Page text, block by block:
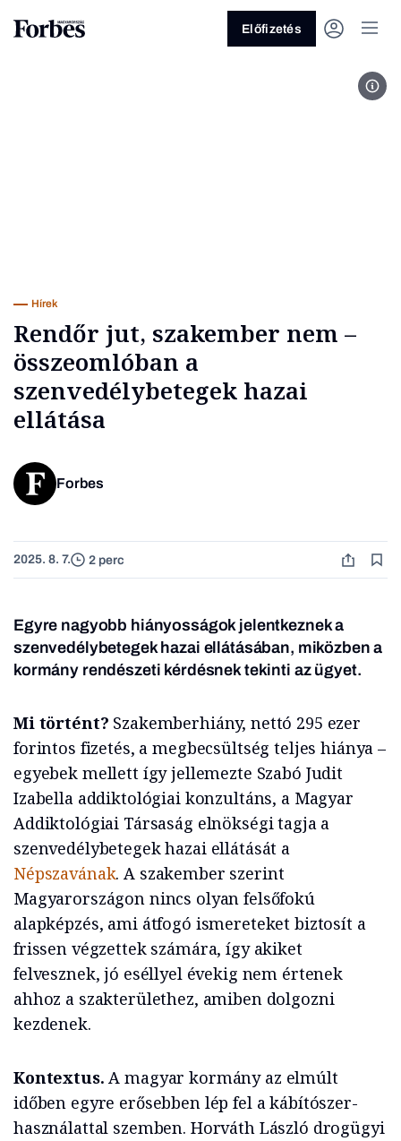
Előfizetés
Hírek
Rendőr jut, szakember nem –
összeomlóban a
szenvedélybetegek hazai
ellátása
Forbes
2025. 8. 7. 2 perc
Egyre nagyobb hiányosságok jelentkeznek a
szenvedélybetegek hazai ellátásában, miközben a
kormány rendészeti kérdésnek tekinti az ügyet.
Mi történt? Szakemberhiány, nettó 295 ezer
forintos fizetés, a megbecsültség teljes hiánya –
egyebek mellett így jellemezte Szabó Judit
Izabella addiktológiai konzultáns, a Magyar
Addiktológiai Társaság elnökségi tagja a
szenvedélybetegek hazai ellátását a
Népszavának. A szakember szerint
Magyarországon nincs olyan felsőfokú
alapképzés, ami átfogó ismereteket biztosít a
frissen végzettek számára, így akiket
felvesznek, jó eséllyel évekig nem értenek
ahhoz a szakterülethez, amiben dolgozni
kezdenek.
Kontextus. A magyar kormány az elmúlt
időben egyre erősebben lép fel a kábítószer-
használattal szemben. Horváth László drogügyi